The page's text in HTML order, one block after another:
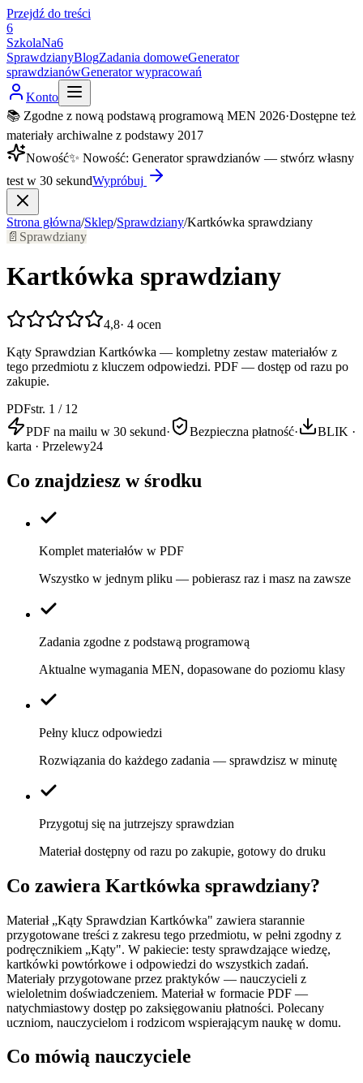
Przejdź do treści
6
SzkolaNa6
SprawdzianyBlogZadania domoweGenerator
sprawdzianówGenerator wypracowań
Konto
📚 Zgodne z nową podstawą programową MEN 2026·Dostępne też
materiały archiwalne z podstawy 2017
Nowość✨ Nowość: Generator sprawdzianów — stwórz własny
test w 30 sekundWypróbuj
Strona główna/Sklep/Sprawdziany/Kartkówka sprawdziany
📄 Sprawdziany
Kartkówka sprawdziany
4,8· 4 ocen
Kąty Sprawdzian Kartkówka — kompletny zestaw materiałów z
tego przedmiotu z kluczem odpowiedzi. PDF — dostęp od razu po
zakupie.
PDFstr. 1 / 12
PDF na mailu w 30 sekund· Bezpieczna płatność·
BLIK ·
karta · Przelewy24
Co znajdziesz w środku
Komplet materiałów w PDF
Wszystko w jednym pliku — pobierasz raz i masz na zawsze
Zadania zgodne z podstawą programową
Aktualne wymagania MEN, dopasowane do poziomu klasy
Pełny klucz odpowiedzi
Rozwiązania do każdego zadania — sprawdzisz w minutę
Przygotuj się na jutrzejszy sprawdzian
Materiał dostępny od razu po zakupie, gotowy do druku
Co zawiera Kartkówka sprawdziany?
Materiał „Kąty Sprawdzian Kartkówka" zawiera starannie
przygotowane treści z zakresu tego przedmiotu, w pełni zgodny z
podręcznikiem „Kąty". W pakiecie: testy sprawdzające wiedzę,
kartkówki powtórkowe i odpowiedzi do wszystkich zadań.
Materiały przygotowane przez praktyków — nauczycieli z
wieloletnim doświadczeniem. Materiał w formacie PDF —
natychmiastowy dostęp po zaksięgowaniu płatności. Polecany
uczniom, nauczycielom i rodzicom wspierającym naukę w domu.
Co mówią nauczyciele